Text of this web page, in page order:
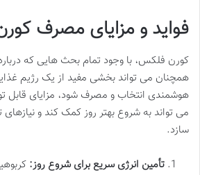
فواید و مزایای مصرف
کورن فلکس، با وجود تمام بحث هایی که
همچنان می تواند بخشی مفید از یک رژیم
هوشمندی انتخاب و مصرف شود، مزایای قابل
می تواند به شروع بهتر روز کمک کند و نیازهای
سازد.
تأمین انرژی سریع برای شروع روز: